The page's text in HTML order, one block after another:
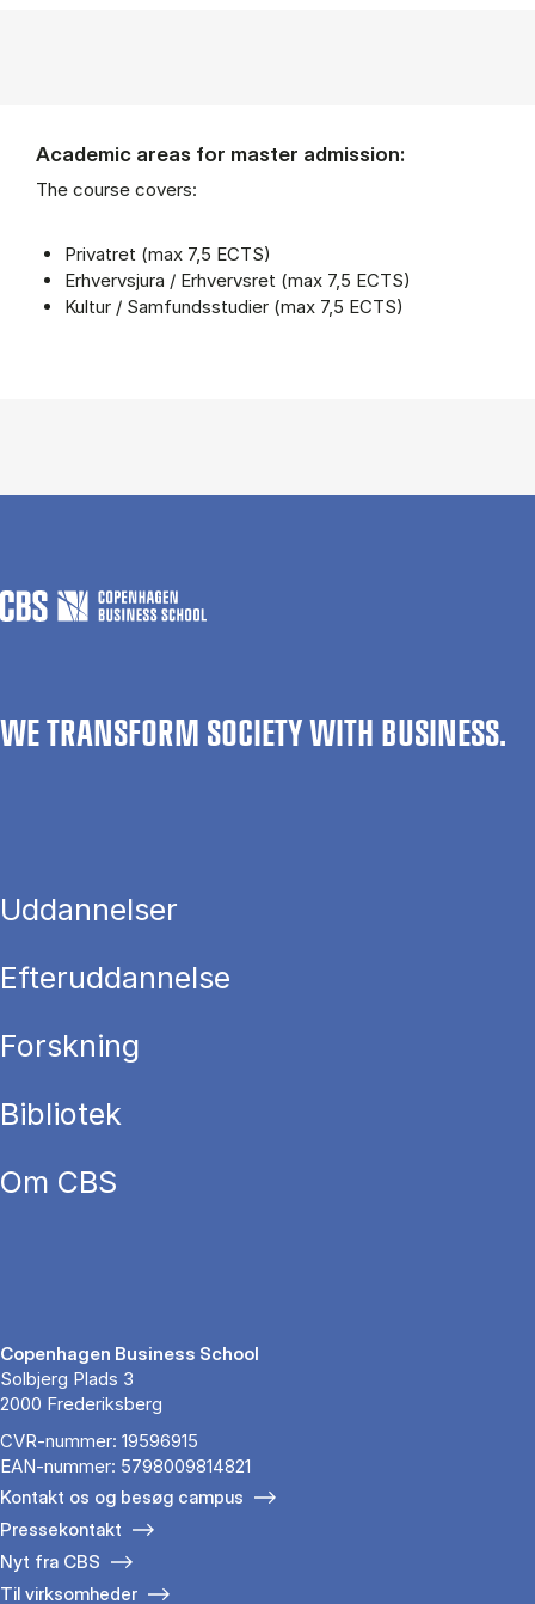
Academic areas for master admission:
The course covers:
Privatret (max 7,5 ECTS)
Erhvervsjura / Erhvervsret (max 7,5 ECTS)
Kultur / Samfundsstudier (max 7,5 ECTS)
WE TRANSFORM SOCIETY WITH BUSINESS.
Uddannelser
Efteruddannelse
Forskning
Bibliotek
Om CBS
Copenhagen Business School
Solbjerg Plads 3
2000 Frederiksberg
CVR-nummer: 19596915
EAN-nummer: 5798009814821
Kontakt os og besøg campus
Pressekontakt
Nyt fra CBS
Til virksomheder